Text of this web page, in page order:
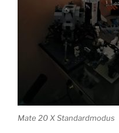
Mate 20 X Standardmodus